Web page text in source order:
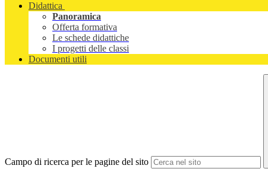
Didattica
Panoramica
Offerta formativa
Le schede didattiche
I progetti delle classi
Documenti utili
Campo di ricerca per le pagine del sito